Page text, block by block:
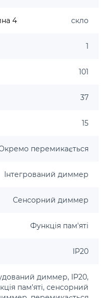
4 скло
1
101
37
15
перемикається
Інтегрований диммер
Сенсорний диммер
Функція пам'яті
IP20
диммер, IP20,
пам'яті, сенсорний